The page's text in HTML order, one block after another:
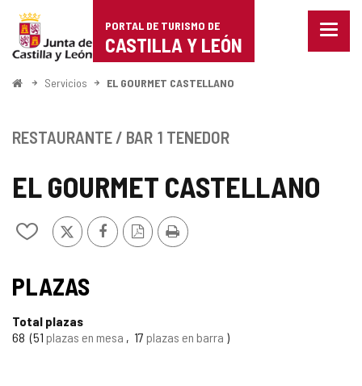
Portal
de
Turismo
Castilla
León
PORTAL DE TURISMO DE
CASTILLA Y LEÓN
Menu
InicioServicios EL GOURMET CASTELLANO
EL GOURMET CASTELLANO
Añadir/quitar
cuadernos
X FacebookVersión
PDF
Imprimir
RESTAURANTE / BAR 1 TENEDOR
PLAZAS
Total plazas
68 51 plazas en mesa 17 plazas en barra